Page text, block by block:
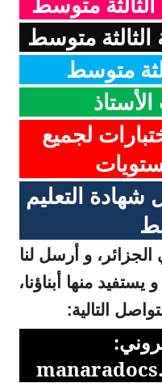
متوسط
متوسط
متوسط
لجميع
التعليم
و أرسل لنا
منها أبناؤنا،
التالية: